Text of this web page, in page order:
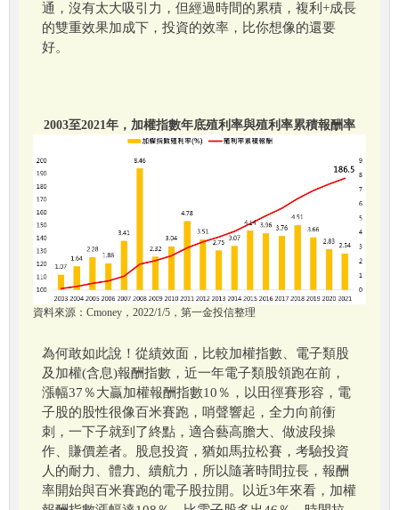
通，沒有太大吸引力，但經過時間的累積，複利+成長
的雙重效果加成下，投資的效率，比你想像的還要
好。
2003至2021年，加權指數年底殖利率與殖利率累積報酬率
資料來源：Cmoney，2022/1/5，第一金投信整理
為何敢如此說！從績效面，比較加權指數、電子類股
及加權(含息)報酬指數，近一年電子類股領跑在前，
漲幅37％大贏加權報酬指數10％，以田徑賽形容，電
子股的股性很像百米賽跑，哨聲響起，全力向前衝
刺，一下子就到了終點，適合藝高膽大、做波段操
作、賺價差者。股息投資，猶如馬拉松賽，考驗投資
人的耐力、體力、續航力，所以隨著時間拉長，報酬
率開始與百米賽跑的電子股拉開。以近3年來看，加權